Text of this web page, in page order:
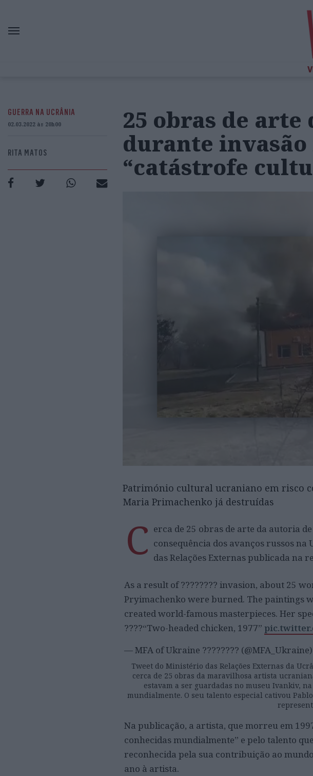
GUERRA NA UCRÂNIA
02.03.2022 às 20h00
RITA MATOS
25 obras de
durante invasão
“catástrofe
Património cultural ucraniano em risco
Maria Primachenko já destruídas
C erca de 25 obras de arte da autoria
consequência dos avanços russos
das Relações Externas publicada na
As a result of ???????? invasion, about 25
Pryimachenko were burned. The paintings
created world-famous masterpieces. Her
????️“Two-headed chicken, 1977”
— MFA of Ukraine ???????? (@MFA_Ukraine)
Tweet do Ministério das Relações Externas da
cerca de 25 obras da maravilhosa artista
estavam a ser guardadas no museu Ivankiv,
mundialmente. O seu talento especial cativou
Na publicação, a artista, que morreu em
conhecidas mundialmente” e pelo talento
reconhecida pela sua contribuição ao
ano à artista.